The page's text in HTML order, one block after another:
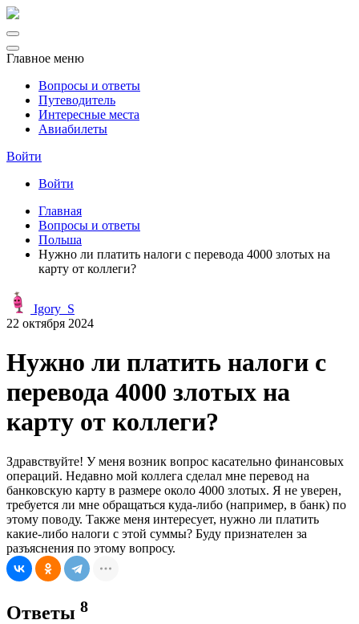
Главное меню
Вопросы и ответы
Путеводитель
Интересные места
Авиабилеты
Войти
Войти
Главная
Вопросы и ответы
Польша
Нужно ли платить налоги с перевода 4000 злотых на
карту от коллеги?
Igory_S
22 октября 2024
Нужно ли платить налоги с
перевода 4000 злотых на
карту от коллеги?
Здравствуйте! У меня возник вопрос касательно финансовых
операций. Недавно мой коллега сделал мне перевод на
банковскую карту в размере около 4000 злотых. Я не уверен,
требуется ли мне обращаться куда-либо (например, в банк) по
этому поводу. Также меня интересует, нужно ли платить
какие-либо налоги с этой суммы? Буду признателен за
разъяснения по этому вопросу.
Ответы 8